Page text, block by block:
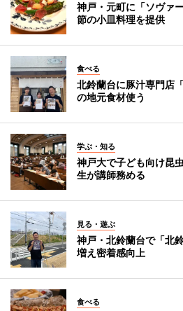
神戸・元町に「ソヴァ
節の小皿料理を提供
食べる
北鈴蘭台に豚汁専門店
の地元食材使う
学ぶ・知る
神戸大で子ども向け昆
生が講師務める
見る・遊ぶ
神戸・北鈴蘭台で「北
増え密着感向上
食べる